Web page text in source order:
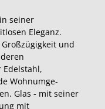
seiner
Eleganz.
und
Edelstahl,
Wohnumge-
Glas - mit seiner
mit